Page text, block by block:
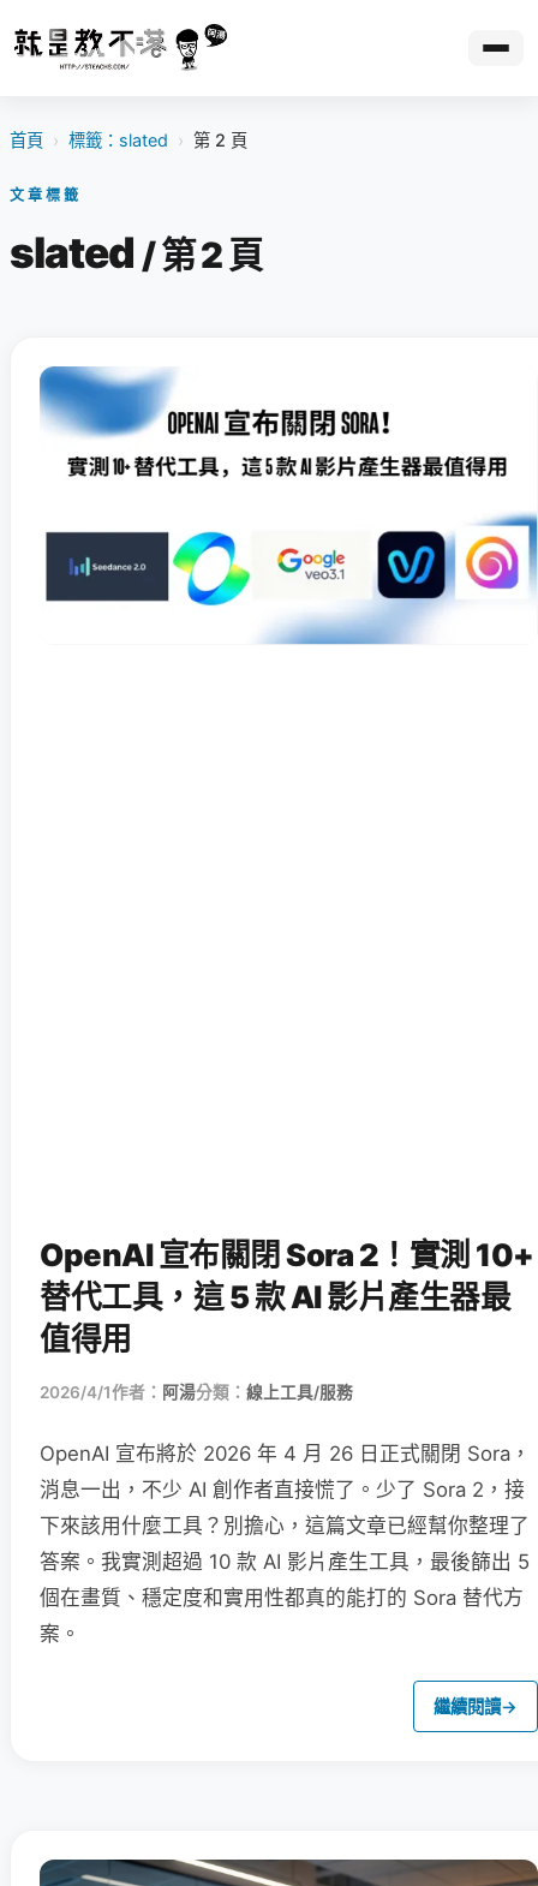
首頁 › 標籤：slated › 第 2 頁
文章標籤
slated / 第 2 頁
OpenAI 宣布關閉 Sora 2！實測 10+
替代工具，這 5 款 AI 影片產生器最
值得用
2026/4/1作者： 阿湯分類： 線上工具/服務
OpenAI 宣布將於 2026 年 4 月 26 日正式關閉 Sora，
消息一出，不少 AI 創作者直接慌了。少了 Sora 2，接
下來該用什麼工具？別擔心，這篇文章已經幫你整理了
答案。我實測超過 10 款 AI 影片產生工具，最後篩出 5
個在畫質、穩定度和實用性都真的能打的 Sora 替代方
案。
繼續閱讀→